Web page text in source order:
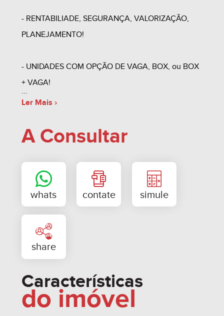
- RENTABILIADE, SEGURANÇA, VALORIZAÇÃO,
PLANEJAMENTO!
- UNIDADES COM OPÇÃO DE VAGA, BOX, ou BOX
+ VAGA!
- PEQUENA ENTRADA E SALDO PELA CAIXA¹!!
- ESTUDA-SE CARRO E MOTO, OU TERRENO
COMO PARTE DE PAGAMENTO!
- 01 TORRE, ELEVADOR, SALÃO DE FESTAS,
ACADEMIA!
Ler Mais ›
A Consultar
Características
do imóvel